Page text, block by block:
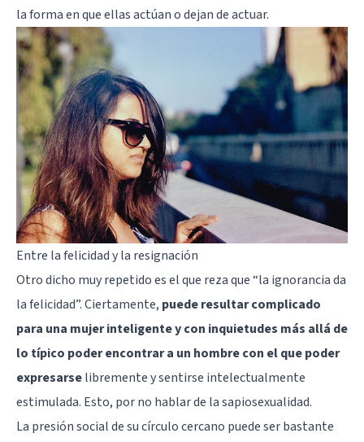
la forma en que ellas actúan o dejan de actuar.
Entre la felicidad y la resignación
Otro dicho muy repetido es el que reza que “la ignorancia da
la felicidad”. Ciertamente, puede resultar complicado
para una mujer inteligente y con inquietudes más allá de
lo típico poder encontrar a un hombre con el que poder
expresarselibremente y sentirse intelectualmente
estimulada. Esto, por no hablar de la sapiosexualidad.
La presión social de su círculo cercano puede ser bastante